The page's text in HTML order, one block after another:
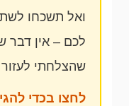
ואל תשכחו
לכם – אין דבר
שהצלחתי
לחצו בכדי